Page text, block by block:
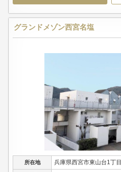
グランドメゾン西宮名塩
所在地 兵庫県西宮市東山台1丁目